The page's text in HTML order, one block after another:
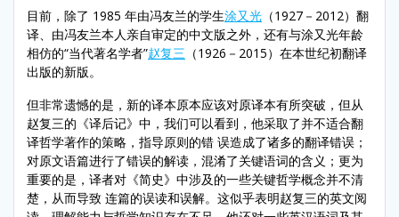
目前，除了 1985 年由冯友兰的学生涂又光 （1927－2012）翻
译、由冯友兰本人亲自审定的中文版之外，还有与涂又光年龄
相仿的“当代著名学者”赵复三 （1926－2015）在本世纪初翻译
出版的新版。
但非常遗憾的是，新的译本原本应该对原译本有所突破，但从
赵复三的《译后记》中，我们可以看到，他采取了并不适合翻
译哲学著作的策略，指导原则的错 误造成了诸多的翻译错误；
对原文语篇进行了错误的解读，混淆了关键语词的含义；更为
重要的是，译者对《简史》中涉及的一些关键哲学概念并不清
楚，从而导致 连篇的误读和误解。这似乎表明赵复三的英文阅